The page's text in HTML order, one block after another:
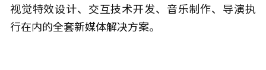
视觉特效设计、交互技术开发、音乐制作、导演执
行在内的全套新媒体解决方案。